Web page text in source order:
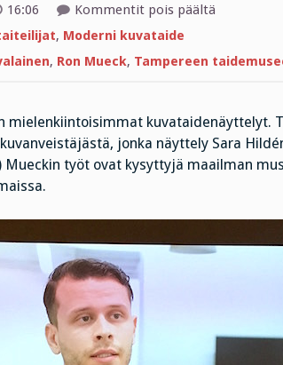
16:06 Kommentit pois päältäartikkelissa
, Moderni kuvataide
, Ron Mueck, Tampereen
mielenkiintoisimmat kuvataidenäyttelyt.
jonka näyttely Sara
Mueckin työt ovat kysyttyjä maailman